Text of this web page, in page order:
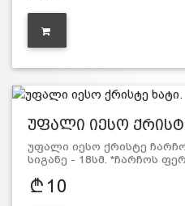
უფალი იესო
უფალი იესო ქრისტე
სიგანე - 18სმ. *ჩარჩოს
10